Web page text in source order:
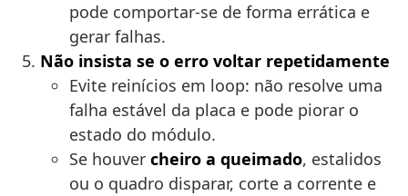
pode comportar-se de forma errática e
gerar falhas.
Não insista se o erro voltar repetidamente
Evite reinícios em loop: não resolve uma
falha estável da placa e pode piorar o
estado do módulo.
Se houver cheiro a queimado, estalidos
ou o quadro disparar, corte a corrente e